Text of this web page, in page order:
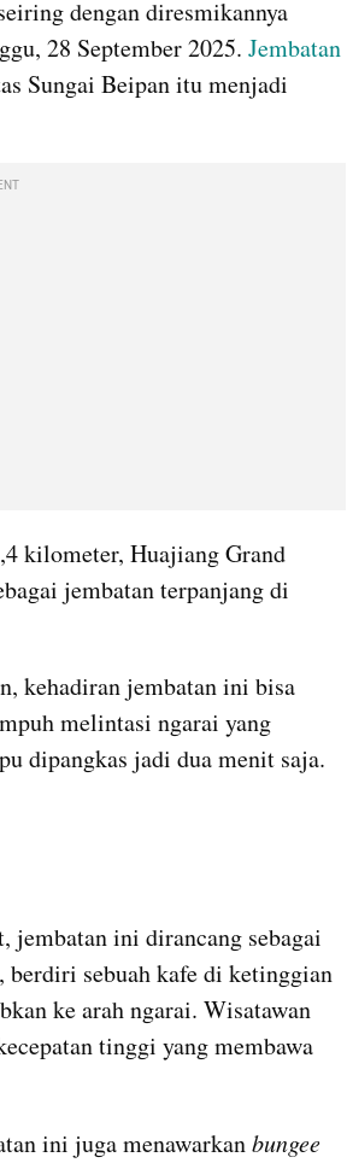
dengan diresmikannya
28 September 2025. Jembatan
Sungai Beipan itu menjadi
kilometer, Huajiang Grand
jembatan terpanjang di
kehadiran jembatan ini bisa
melintasi ngarai yang
dipangkas jadi dua menit saja.
jembatan ini dirancang sebagai
berdiri sebuah kafe di ketinggian
ke arah ngarai. Wisatawan
tinggi yang membawa
ini juga menawarkan bungee